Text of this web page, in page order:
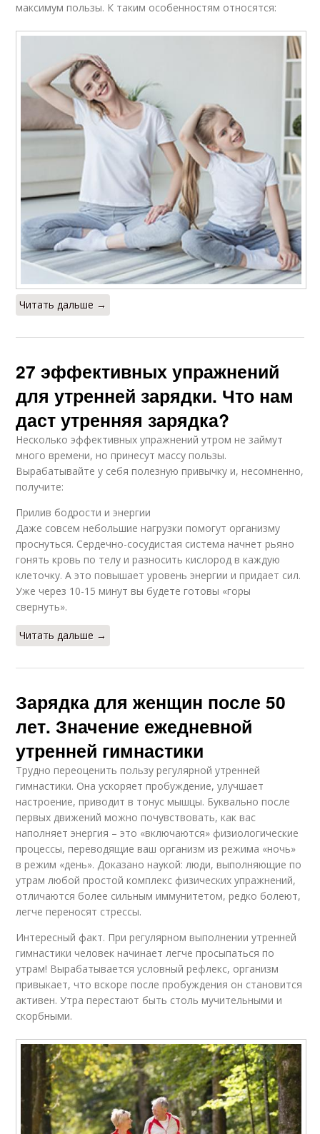
максимум пользы. К таким особенностям относятся:
Читать дальше →
27 эффективных упражнений
для утренней зарядки. Что нам
даст утренняя зарядка?
Несколько эффективных упражнений утром не займут
много времени, но принесут массу пользы.
Вырабатывайте у себя полезную привычку и, несомненно,
получите:
Прилив бодрости и энергии
Даже совсем небольшие нагрузки помогут организму
проснуться. Сердечно-сосудистая система начнет рьяно
гонять кровь по телу и разносить кислород в каждую
клеточку. А это повышает уровень энергии и придает сил.
Уже через 10-15 минут вы будете готовы «горы
свернуть».
Читать дальше →
Зарядка для женщин после 50
лет. Значение ежедневной
утренней гимнастики
Трудно переоценить пользу регулярной утренней
гимнастики. Она ускоряет пробуждение, улучшает
настроение, приводит в тонус мышцы. Буквально после
первых движений можно почувствовать, как вас
наполняет энергия – это «включаются» физиологические
процессы, переводящие ваш организм из режима «ночь»
в режим «день». Доказано наукой: люди, выполняющие по
утрам любой простой комплекс физических упражнений,
отличаются более сильным иммунитетом, редко болеют,
легче переносят стрессы.
Интересный факт. При регулярном выполнении утренней
гимнастики человек начинает легче просыпаться по
утрам! Вырабатывается условный рефлекс, организм
привыкает, что вскоре после пробуждения он становится
активен. Утра перестают быть столь мучительными и
скорбными.